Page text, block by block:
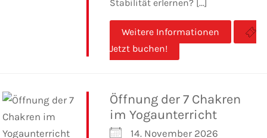
Stabilität erlernen? [...]
Weitere Informationen
Jetzt buchen!
Öffnung der 7 Chakren
im Yogaunterricht
14. November 2026